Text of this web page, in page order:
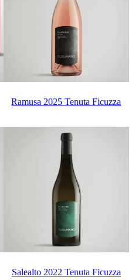
Ramusa 2025 Tenuta Ficuzza
Salealto 2022 Tenuta Ficuzza